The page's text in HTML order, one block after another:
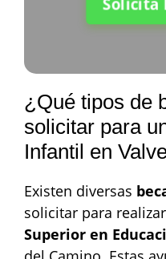
Solicita
¿Qué tipos de
solicitar para
Infantil en
Existen diversas
solicitar para
Superior en